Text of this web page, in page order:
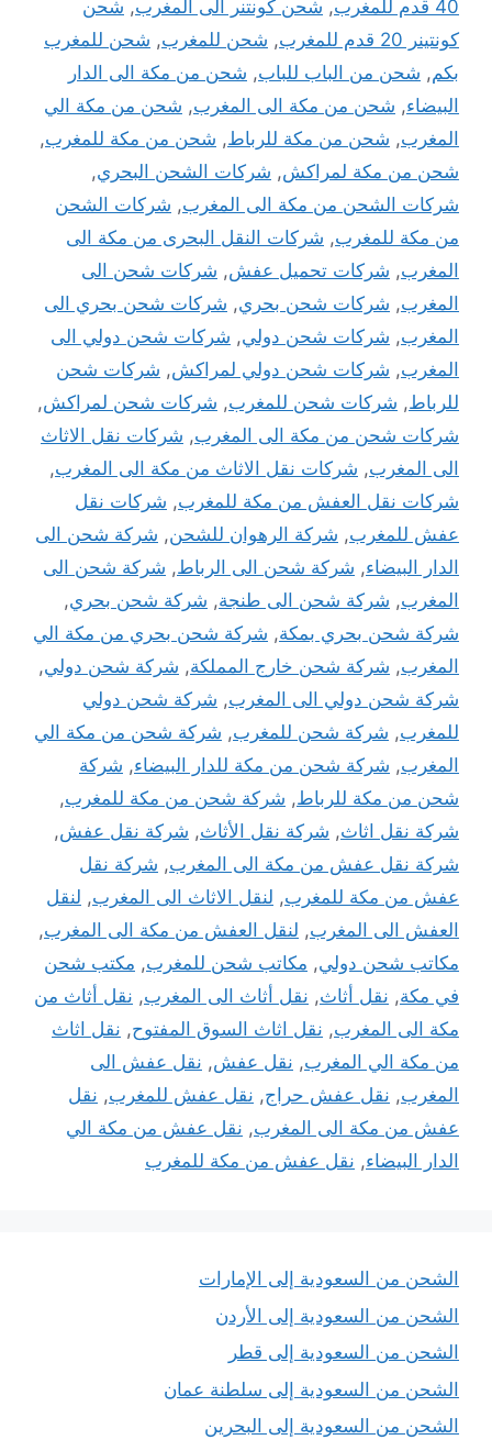
40 قدم للمغرب , شحن كونتنر الى المغرب, شحن
كونتينر 20 قدم للمغرب
, شحن للمغرب, شحن للمغرب
بكم, شحن من الباب للباب, شحن من مكة الى الدار
البيضاء, شحن من مكة الى المغرب, شحن من مكة الي
المغرب, شحن من مكة للرباط, شحن من مكة للمغرب,
شحن من مكة لمراكش, شركات الشحن البحري,
شركات الشحن من مكة الى المغرب, شركات الشحن
من مكة للمغرب, شركات النقل البحرى من مكة الى
المغرب, شركات تحميل عفش, شركات شحن الى
المغرب, شركات شحن بحري, شركات شحن بحري الى
المغرب, شركات شحن دولي, شركات شحن دولي الى
المغرب, شركات شحن دولي لمراكش, شركات شحن
للرباط, شركات شحن للمغرب, شركات شحن لمراكش,
شركات شحن من مكة الى المغرب, شركات نقل الاثاث
الى المغرب, شركات نقل الاثاث من مكة الى المغرب,
شركات نقل العفش من مكة للمغرب, شركات نقل
عفش للمغرب, شركة الرهوان للشحن, شركة شحن الى
الدار البيضاء, شركة شحن الى الرباط, شركة شحن الى
المغرب, شركة شحن الى طنجة, شركة شحن بحري,
شركة شحن بحري بمكة, شركة شحن بحري من مكة الي
المغرب, شركة شحن خارج المملكة, شركة شحن دولي,
شركة شحن دولي الى المغرب, شركة شحن دولي
للمغرب, شركة شحن للمغرب, شركة شحن من مكة الي
المغرب, شركة شحن من مكة للدار البيضاء, شركة
شحن من مكة للرباط, شركة شحن من مكة للمغرب,
شركة نقل اثاث, شركة نقل الأثاث, شركة نقل عفش,
شركة نقل عفش من مكة الى المغرب, شركة نقل
عفش من مكة للمغرب, لنقل الاثاث الى المغرب, لنقل
العفش الى المغرب, لنقل العفش من مكة الى المغرب,
مكاتب شحن دولي, مكاتب شحن للمغرب, مكتب شحن
في مكة, نقل أثاث, نقل أثاث الى المغرب, نقل أثاث من
مكة الى المغرب, نقل اثاث السوق المفتوح, نقل اثاث
من مكة الي المغرب, نقل عفش, نقل عفش الى
المغرب, نقل عفش حراج, نقل عفش للمغرب, نقل
عفش من مكة الى المغرب, نقل عفش من مكة الي
الدار البيضاء, نقل عفش من مكة للمغرب
الشحن من السعودية إلى الإمارات
الشحن من السعودية إلى الأردن
الشحن من السعودية إلى قطر
الشحن من السعودية إلى سلطنة عمان
الشحن من السعودية إلى البحرين